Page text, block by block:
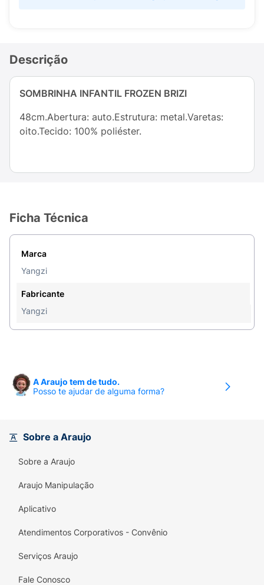
Descrição
SOMBRINHA INFANTIL FROZEN BRIZI
48cm.Abertura: auto.Estrutura: metal.Varetas:
oito.Tecido: 100% poliéster.
Ficha Técnica
Marca
Yangzi
Fabricante
Yangzi
A Araujo tem de tudo.
Posso te ajudar de alguma forma?
Sobre a Araujo
Sobre a Araujo
Araujo Manipulação
Aplicativo
Atendimentos Corporativos - Convênio
Serviços Araujo
Fale Conosco